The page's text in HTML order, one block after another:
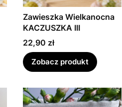
Zawieszka Wielkanocna
KACZUSZKA III
Cena
22,90 zł
Zobacz produkt